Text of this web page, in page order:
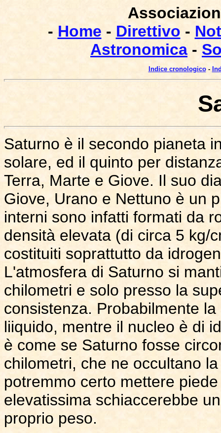
- Home - Direttivo -
Astronomica -
Indice cronologico-
Saturno è il secondo pianeta
solare, ed il quinto per
Terra, Marte e Giove. Il suo
Giove, Urano e Nettuno è un
interni sono infatti formati da
densità elevata (di circa 5 kg/
costituiti soprattutto da
L'atmosfera di Saturno si
chilometri e solo presso la
consistenza. Probabilmente
liiquido, mentre il nucleo è di
è come se Saturno fosse
chilometri, che ne occultano
potremmo certo mettere
elevatissima schiaccerebbe
proprio peso.